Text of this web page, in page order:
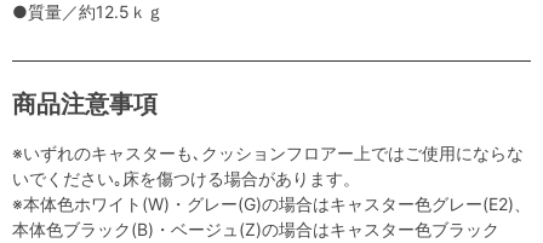
●質量／約12.5ｋｇ
商品注意事項
※いずれのキャスターも､クッションフロアー上ではご使用にならな
いでください｡床を傷つける場合があります。
※本体色ホワイト(W)・グレー(G)の場合はキャスター色グレー(E2)、
本体色ブラック(B)・ベージュ(Z)の場合はキャスター色ブラック